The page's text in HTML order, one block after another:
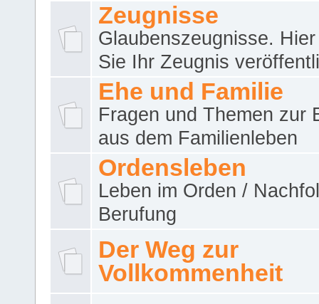
Zeugnisse
Glaubenszeugnisse.
Sie Ihr Zeugnis
Ehe und Familie
Fragen und Themen zur
aus dem Familienleben
Ordensleben
Leben im Orden /
Berufung
Der Weg zur
Vollkommenheit